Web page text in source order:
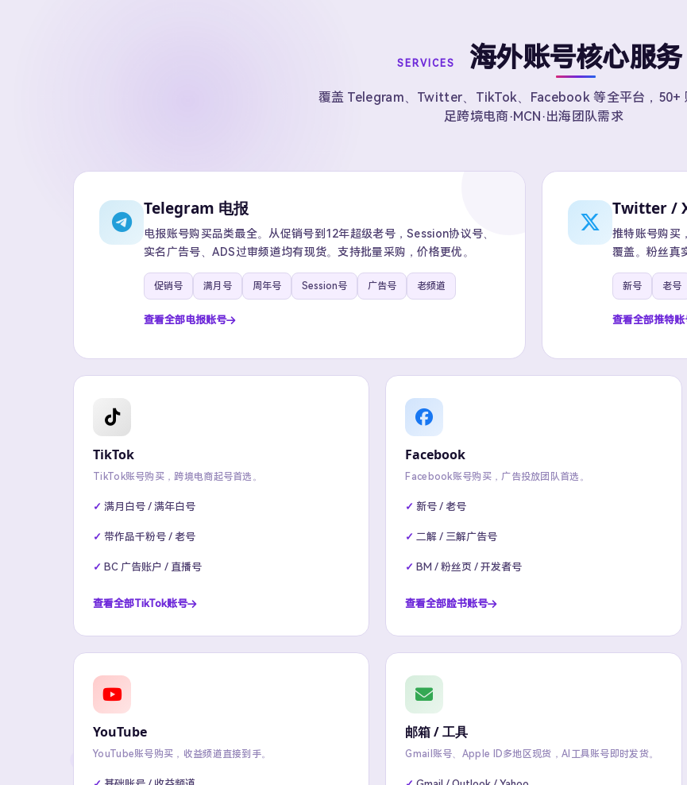
SERVICES 海外账号核心服务
覆盖 Telegram、Twitter、TikTok、Facebook 等全平台，50+
足跨境电商·MCN·出海团队需求
Telegram 电报
电报账号购买品类最全。从促销号到12年超级老号，Session协议号、
实名广告号、ADS过审频道均有现货。支持批量采购，价格更优。
促销号 满月号 周年号 Session号 广告号 老频道
查看全部电报账号
Twitter /
推特账号购买
覆盖。粉丝真
新号 老号
查看全部推特账
TikTok
TikTok账号购买，跨境电商起号首选。
满月白号 / 满年白号
带作品千粉号 / 老号
BC 广告账户 / 直播号
查看全部TikTok账号
Facebook
Facebook账号购买，广告投放团队首选。
新号 / 老号
二解 / 三解广告号
BM / 粉丝页 / 开发者号
查看全部脸书账号
YouTube
YouTube账号购买，收益频道直接到手。
邮箱 / 工具
Gmail账号、Apple ID多地区现货，AI工具账号即时发货。